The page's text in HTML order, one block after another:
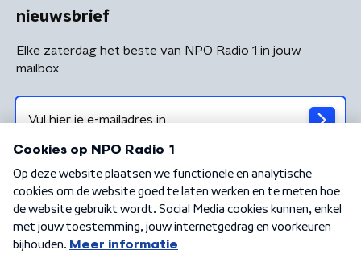
nieuwsbrief
Elke zaterdag het beste van NPO Radio 1 in jouw
mailbox
Algemene voorwaarden